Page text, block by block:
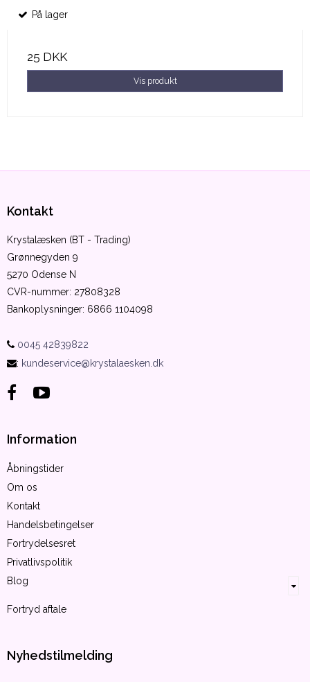
På lager
25 DKK
Vis produkt
Kontakt
Krystalæsken (BT - Trading)
Grønnegyden 9
5270 Odense N
CVR-nummer: 27808328
Bankoplysninger: 6866 1104098
0045 42839822
: kundeservice@krystalaesken.dk
Information
Åbningstider
Om os
Kontakt
Handelsbetingelser
Fortrydelsesret
Privatlivspolitik
Blog
Fortryd aftale
Nyhedstilmelding